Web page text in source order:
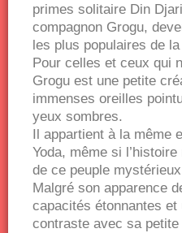
primes solitaire Din
compagnon Grogu,
les plus populaires de la
Pour celles et ceux qui
Grogu est une petite
immenses oreilles
yeux sombres.
Il appartient à la même
Yoda, même si
de ce peuple
Malgré son apparence
capacités étonnantes et
contraste avec sa